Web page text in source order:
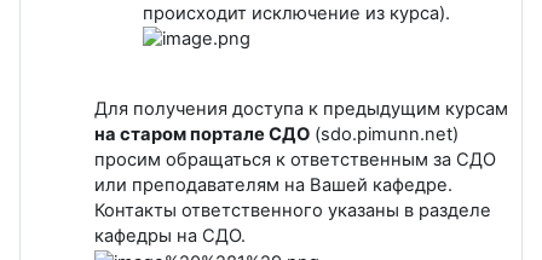
происходит исключение из курса).
Для получения доступа к предыдущим курсам
на старом портале СДО (sdo.pimunn.net)
просим обращаться к ответственным за СДО
или преподавателям на Вашей кафедре.
Контакты ответственного указаны в разделе
кафедры на СДО.